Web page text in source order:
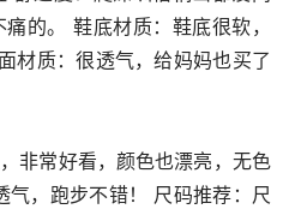
的。 鞋底材质：鞋底很软，
材质：很透气，给妈妈也买了
，跑步不错！ 尺码推荐：尺